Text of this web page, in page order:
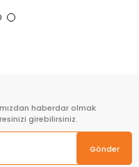
haberdar olmak
girebilirsiniz.
Gönder